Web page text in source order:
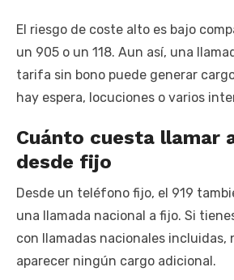
El riesgo de coste alto es bajo
un 905 o un 118. Aun así, una
tarifa sin bono puede generar
hay espera, locuciones o varios
Cuánto cuesta llamar
desde fijo
Desde un teléfono fijo, el 919
una llamada nacional a fijo. Si
con llamadas nacionales incluidas,
aparecer ningún cargo adicional.